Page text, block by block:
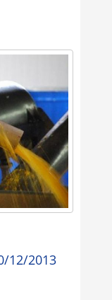
12/2013